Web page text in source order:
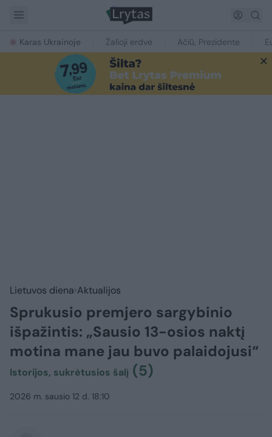
Karas Ukrainoje Žalioji erdvė Ačiū, Prezidente
Lietuvos diena Aktualijos
Sprukusio premjero sargybinio
išpažintis: „Sausio 13-osios naktį
motina mane jau buvo palaidojusi“
Istorijos, sukrėtusios šalį (5)
2026 m. sausio 12 d. 18:10